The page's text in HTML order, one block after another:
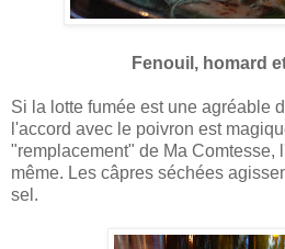
Fenouil, homard
Si la lotte fumée est une agréable
l'accord avec le poivron est
"remplacement" de Ma Comtesse,
même. Les câpres séchées
sel.